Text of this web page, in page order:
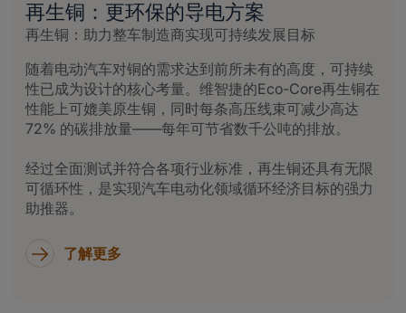
再生铜：更环保的导电方案
再生铜：助力整车制造商实现可持续发展目标
随着电动汽车对铜的需求达到前所未有的高度，可持续
性已成为设计的核心考量。维智捷的Eco-Core再生铜在
性能上可媲美原生铜，同时每条高压线束可减少高达
72% 的碳排放量——每年可节省数千公吨的排放。
经过全面测试并符合各项行业标准，再生铜还具有无限
可循环性，是实现汽车电动化领域循环经济目标的强力
助推器。
了解更多